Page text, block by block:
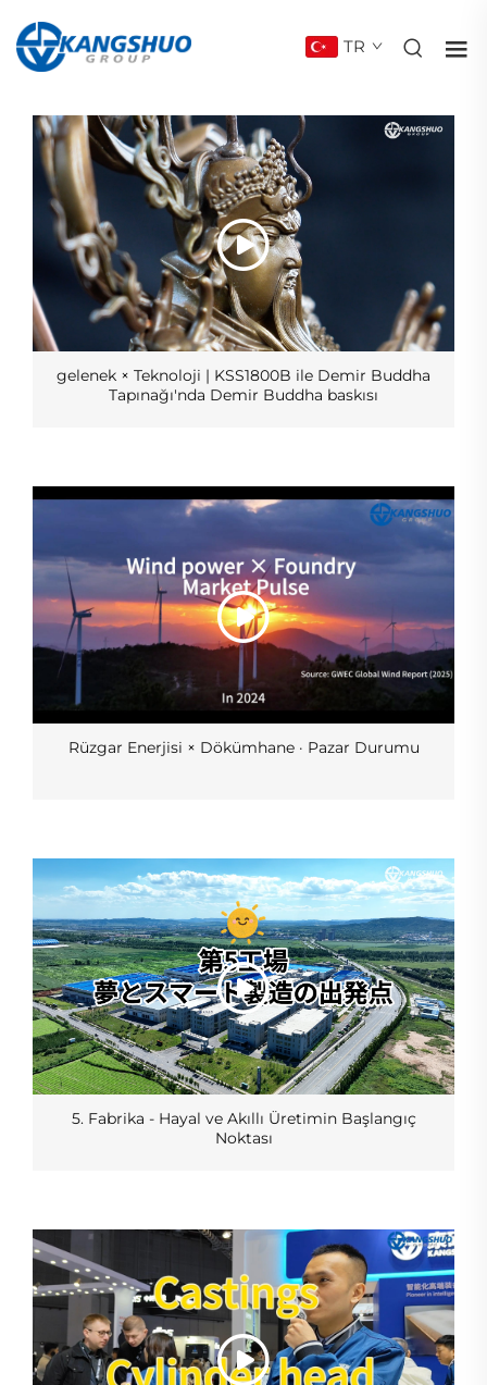
TR
gelenek × Teknoloji | KSS1800B ile Demir Buddha
Tapınağı'nda Demir Buddha baskısı
Rüzgar Enerjisi × Dökümhane · Pazar Durumu
5. Fabrika - Hayal ve Akıllı Üretimin Başlangıç
Noktası